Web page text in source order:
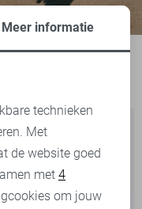
Meer informatie
technieken
Met
de website goed
met 4
om jouw